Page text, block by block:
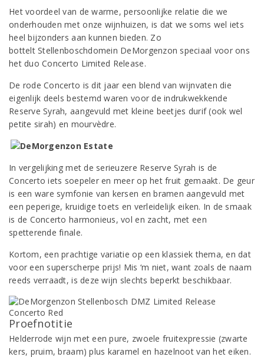
Het voordeel van de warme, persoonlijke relatie die we
onderhouden met onze wijnhuizen, is dat we soms wel iets
heel bijzonders aan kunnen bieden. Zo
bottelt Stellenboschdomein DeMorgenzon speciaal voor ons
het duo Concerto Limited Release.
De rode Concerto is dit jaar een blend van wijnvaten die
eigenlijk deels bestemd waren voor de indrukwekkende
Reserve Syrah, aangevuld met kleine beetjes durif (ook wel
petite sirah) en mourvèdre.
In vergelijking met de serieuzere Reserve Syrah is de
Concerto iets soepeler en meer op het fruit gemaakt. De geur
is een ware symfonie van kersen en bramen aangevuld met
een peperige, kruidige toets en verleidelijk eiken. In de smaak
is de Concerto harmonieus, vol en zacht, met een
spetterende finale.
Kortom, een prachtige variatie op een klassiek thema, en dat
voor een superscherpe prijs! Mis ‘m niet, want zoals de naam
reeds verraadt, is deze wijn slechts beperkt beschikbaar.
Proefnotitie
Helderrode wijn met een pure, zwoele fruitexpressie (zwarte
kers, pruim, braam) plus karamel en hazelnoot van het eiken.